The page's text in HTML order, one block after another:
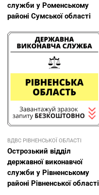
служби у Роменському
районі Сумської області
ВДВС РІВНЕНСЬКОЇ ОБЛАСТІ
Острозький відділ
державної виконавчої
служби у Рівненському
районі Рівненської області